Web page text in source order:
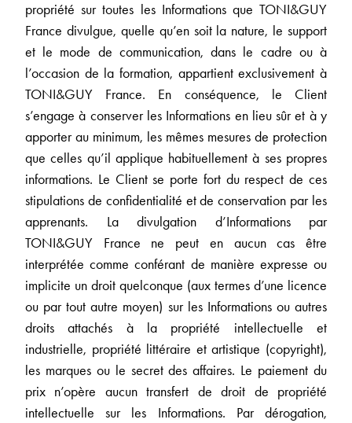
propriété sur toutes les Informations que TONI&GUY
France divulgue, quelle qu’en soit la nature, le support
et le mode de communication, dans le cadre ou à
l’occasion de la formation, appartient exclusivement à
TONI&GUY France. En conséquence, le Client
s’engage à conserver les Informations en lieu sûr et à y
apporter au minimum, les mêmes mesures de protection
que celles qu’il applique habituellement à ses propres
informations. Le Client se porte fort du respect de ces
stipulations de confidentialité et de conservation par les
apprenants. La divulgation d’Informations par
TONI&GUY France ne peut en aucun cas être
interprétée comme conférant de manière expresse ou
implicite un droit quelconque (aux termes d’une licence
ou par tout autre moyen) sur les Informations ou autres
droits attachés à la propriété intellectuelle et
industrielle, propriété littéraire et artistique (copyright),
les marques ou le secret des affaires. Le paiement du
prix n’opère aucun transfert de droit de propriété
intellectuelle sur les Informations. Par dérogation,